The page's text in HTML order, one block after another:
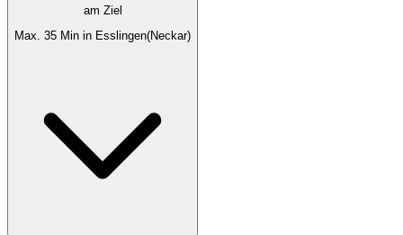
am Ziel
Max. 35 Min in Esslingen(Neckar)